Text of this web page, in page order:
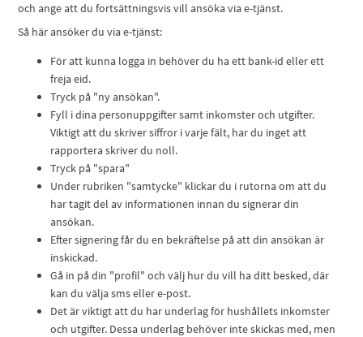
och ange att du fortsättningsvis vill ansöka via e-tjänst.
Så här ansöker du via e-tjänst:
För att kunna logga in behöver du ha ett bank-id eller ett
freja eid.
Tryck på "ny ansökan".
Fyll i dina personuppgifter samt inkomster och utgifter.
Viktigt att du skriver siffror i varje fält, har du inget att
rapportera skriver du noll.
Tryck på "spara"
Under rubriken "samtycke" klickar du i rutorna om att du
har tagit del av informationen innan du signerar din
ansökan.
Efter signering får du en bekräftelse på att din ansökan är
inskickad.
Gå in på din "profil" och välj hur du vill ha ditt besked, där
kan du välja sms eller e-post.
Det är viktigt att du har underlag för hushållets inkomster
och utgifter. Dessa underlag behöver inte skickas med, men